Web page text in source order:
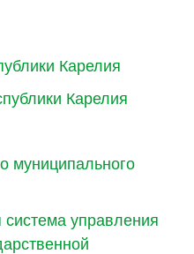
Карелия
Карелия
муниципального
управления